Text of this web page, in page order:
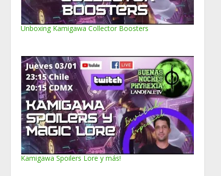
Unboxing Kamigawa Collector Boosters
Kamigawa Spoilers Lore y más!